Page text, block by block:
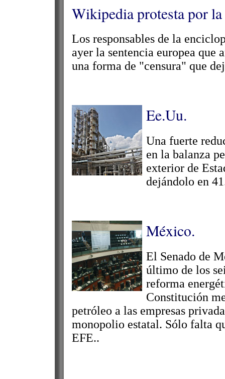
Wikipedia protesta por
Los responsables de la
ayer la sentencia europea que
una forma de "censura" que
Ee.Uu.
Una fuerte
en la balanza
exterior de
dejándolo en
México.
El Senado de
último de los
reforma
Constitución
petróleo a las empresas
monopolio estatal. Sólo falta
EFE..